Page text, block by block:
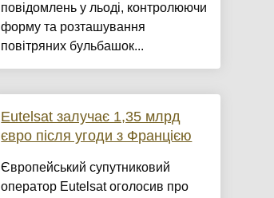
повідомлень у льоді, контролюючи
форму та розташування
повітряних бульбашок...
Eutelsat залучає 1,35 млрд
євро після угоди з Францією
Європейський супутниковий
оператор Eutelsat оголосив про